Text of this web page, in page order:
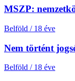
MSZP:
Belföld / 18 éve
Nem történt
Belföld / 18 éve